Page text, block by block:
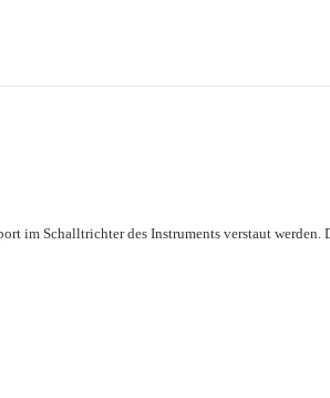
im Schalltrichter des Instruments verstaut werden.